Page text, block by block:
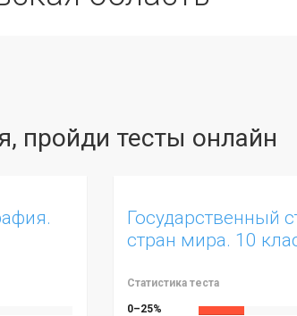
пройди тесты онлайн
Государственный
стран мира. 10
Статистика теста
0–25%